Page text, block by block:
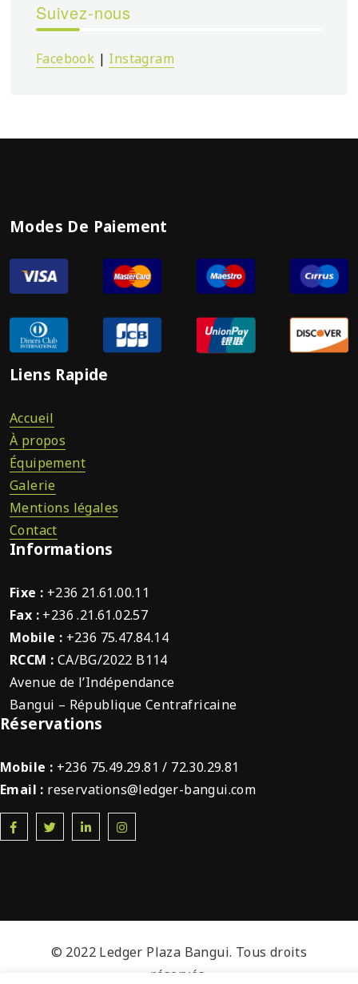
Suivez-nous
Facebook | Instagram
Modes De Paiement
Liens Rapide
Accueil
À propos
Équipement
Galerie
Mentions légales
Contact
Informations
Fixe : +236 21.61.00.11
Fax : +236 .21.61.02.57
Mobile : +236 75.47.84.14
RCCM : CA/BG/2022 B114
Avenue de l’Indépendance
Bangui – République Centrafricaine
Réservations
Mobile : +236 75.49.29.81 / 72.30.29.81
Email : reservations@ledger-bangui.com
© 2022 Ledger Plaza Bangui. Tous droits
réservés.